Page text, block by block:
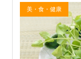
美・食・健康